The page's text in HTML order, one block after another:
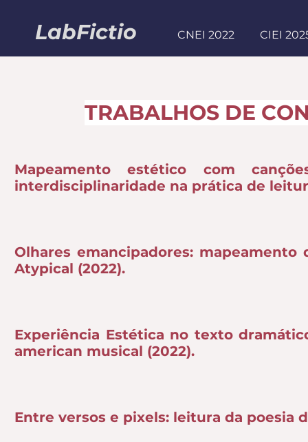
LabFictio CNEI 2022 CIEI
TRABALHOS DE
Mapeamento estético com
interdisciplinaridade na prática de
Olhares emancipadores:
Atypical (2022).
Experiência Estética no texto
american musical (2022).
Entre versos e pixels: leitura da poesia